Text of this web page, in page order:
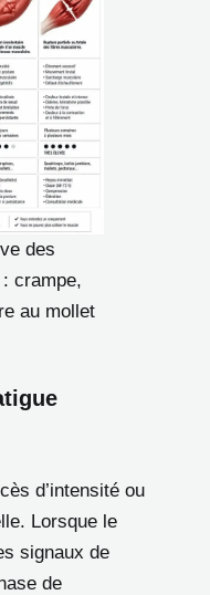
des
crampe,
au mollet
d’intensité ou
Lorsque le
signaux de
de